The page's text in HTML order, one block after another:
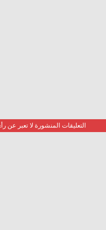
التعليقات المنشورة لا تعبر